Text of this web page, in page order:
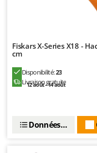
Fiskars X-Series X18 -
cm
Disponibilité:23
Livraison gratuite
12 août - 14 août
Données